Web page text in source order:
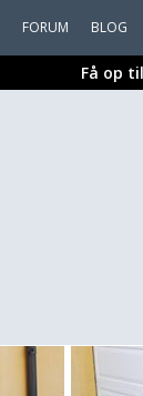
FORUM BLOG
Få op